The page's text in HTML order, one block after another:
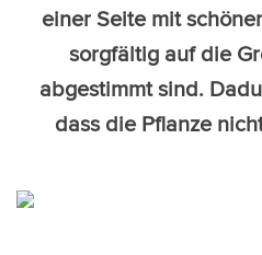
einer Seite mit
sorgfältig auf die
abgestimmt sind.
dass die Pflanze